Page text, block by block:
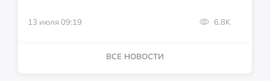
13 июля 09:19 6.8K
ВСЕ НОВОСТИ